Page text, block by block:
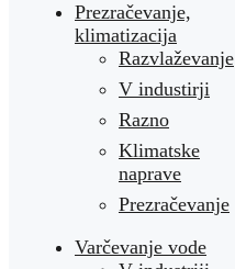
Prezračevanje,
klimatizacija
Razvlaževanje
V industirji
Razno
Klimatske
naprave
Prezračevanje
Varčevanje vode